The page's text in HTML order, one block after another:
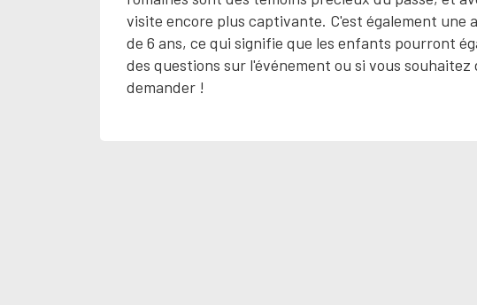
visite encore plus captivante. C'est également
de 6 ans, ce qui signifie que les enfants pourront
des questions sur l'événement ou si vous
demander !